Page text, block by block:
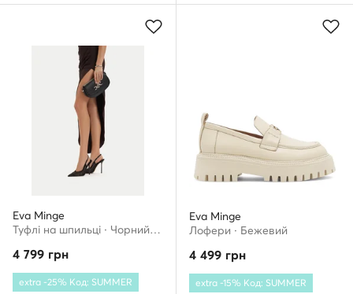
Eva Minge
Туфлі на шпильці · Чорний · 11.5 см
4 799 грн
extra -25% Код: SUMMER
Eva Minge
Лофери · Бежевий
4 499 грн
extra -15% Код: SUMMER